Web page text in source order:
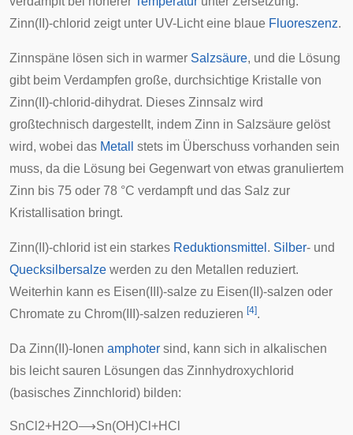
Zinn(II)-chlorid zeigt unter UV-Licht eine blaue Fluoreszenz.
Zinnspäne lösen sich in warmer Salzsäure, und die Lösung
gibt beim Verdampfen große, durchsichtige Kristalle von
Zinn(II)-chlorid-dihydrat. Dieses Zinnsalz wird
großtechnisch dargestellt, indem Zinn in Salzsäure gelöst
wird, wobei das Metall
stets im Überschuss vorhanden sein
muss, da die Lösung bei Gegenwart von etwas granuliertem
Zinn bis 75 oder 78 °C verdampft und das Salz zur
Kristallisation bringt.
Zinn(II)-chlorid ist ein starkes Reduktionsmittel . Silber- und
Quecksilbersalze werden zu den Metallen reduziert.
Weiterhin kann es Eisen(III)-salze zu Eisen(II)-salzen oder
Chromate zu Chrom(III)-salzen reduzieren [4].
Da Zinn(II)-Ionen amphoter sind, kann sich in alkalischen
bis leicht sauren Lösungen das Zinnhydroxychlorid
(basisches Zinnchlorid) bilden:
SnC 2+H 2O⟶Sn(OH)C +H C